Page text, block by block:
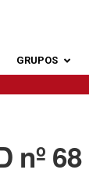
GRUPOS
nº 68